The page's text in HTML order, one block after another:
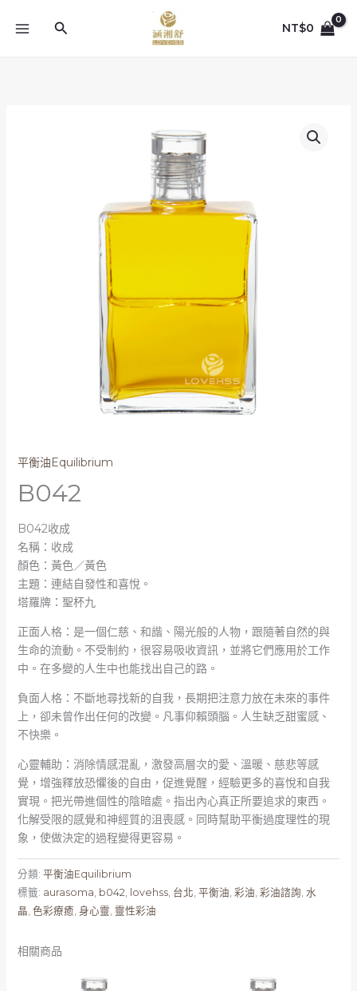
搜
NT$0
平衡油Equilibrium
B042
B042收成
名稱：收成
顏色：黃色／黃色
主題：連結自發性和喜悅。
塔羅牌：聖杯九
正面人格：是一個仁慈、和諧、陽光般的人物，跟隨著自然的與
生命的流動。不受制約，很容易吸收資訊，並將它們應用於工作
中。在多變的人生中也能找出自己的路。
負面人格：不斷地尋找新的自我，長期把注意力放在未來的事件
上，卻未曾作出任何的改變。凡事仰賴頭腦。人生缺乏甜蜜感、
不快樂。
心靈輔助：消除情感混亂，激發高層次的愛、溫暖、慈悲等感
覺，增強釋放恐懼後的自由，促進覺醒，經驗更多的喜悅和自我
實現。把光帶進個性的陰暗處。指出內心真正所要追求的東西。
化解受限的感覺和神經質的沮喪感。同時幫助平衡過度理性的現
象，使做決定的過程變得更容易。​
分類: 平衡油Equilibrium
標籤: aurasoma b042 lovehss, 台北 平衡油 彩油 彩油諮詢 水
晶 色彩療癒 身心靈 靈性彩油
相關商品